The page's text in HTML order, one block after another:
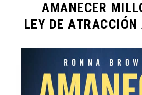
AMANECER
LEY DE